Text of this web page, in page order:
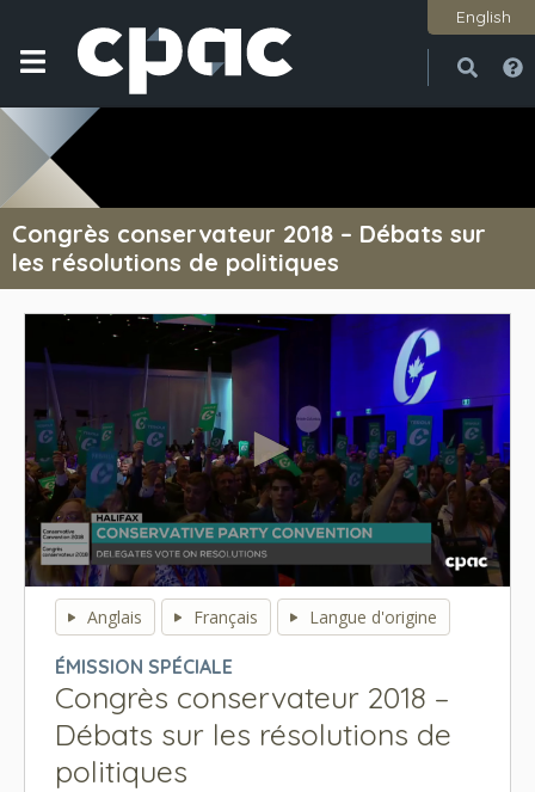
English
Congrès conservateur 2018 – Débats sur
les résolutions de politiques
seconds
seconds
Anglais Français Langue d'origine
ÉMISSION SPÉCIALE
Congrès conservateur 2018 –
Débats sur les résolutions de
politiques